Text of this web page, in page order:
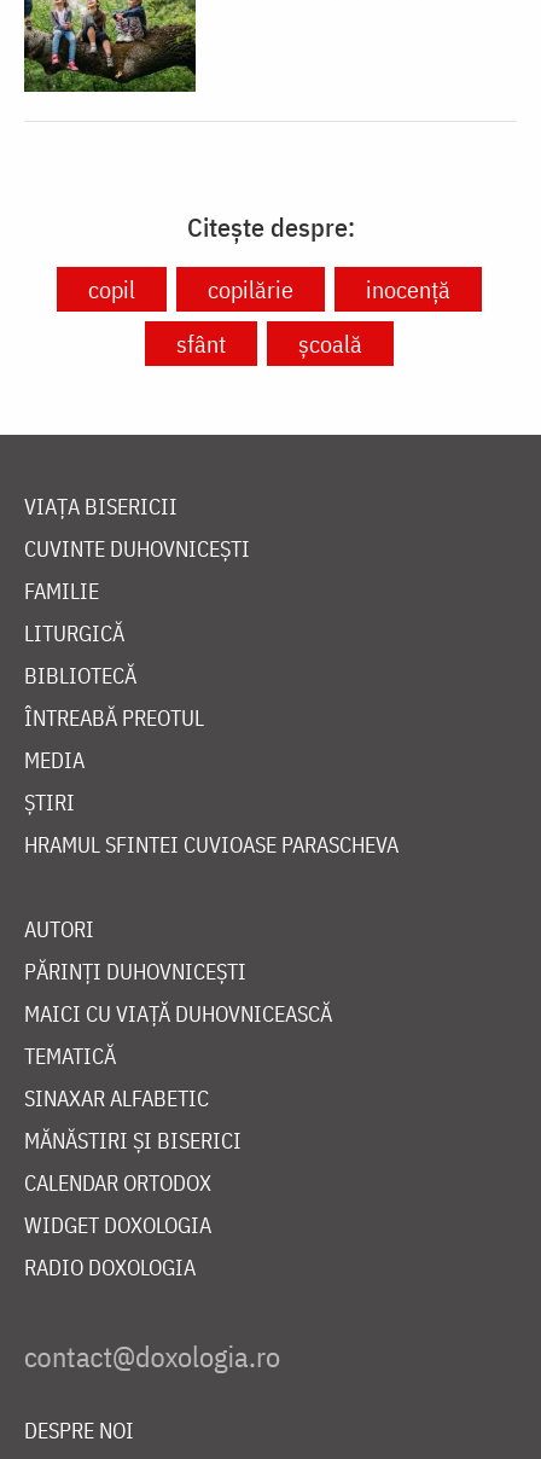
Citește despre:
copil copilărie
inocență
sfânt
școală
VIAȚA BISERICII
CUVINTE DUHOVNICEȘTI
FAMILIE
LITURGICĂ
BIBLIOTECĂ
ÎNTREABĂ PREOTUL
MEDIA
ȘTIRI
HRAMUL SFINTEI CUVIOASE PARASCHEVA
AUTORI
PĂRINȚI DUHOVNICEȘTI
MAICI CU VIAȚĂ DUHOVNICEASCĂ
TEMATICĂ
SINAXAR ALFABETIC
MĂNĂSTIRI ȘI BISERICI
CALENDAR ORTODOX
WIDGET DOXOLOGIA
RADIO DOXOLOGIA
DESPRE NOI